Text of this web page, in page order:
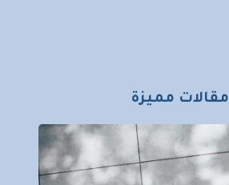
مقالات مميزة